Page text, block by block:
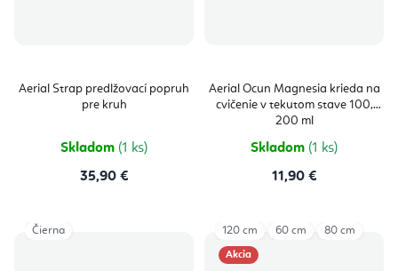
Aerial Strap predlžovací popruh
pre kruh
Skladom (1 ks)
35,90 €
Aerial Ocun Magnesia krieda na
cvičenie v tekutom stave 100,
200 ml
Skladom (1 ks)
11,90 €
Čierna
Akcia
120 cm 60 cm 80 cm